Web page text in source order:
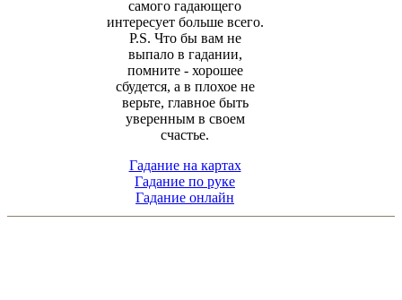
самого гадающего
интересует больше всего.
P.S. Что бы вам не
выпало в гадании,
помните - хорошее
сбудется, а в плохое не
верьте, главное быть
уверенным в своем
счастье.
Гадание на картах
Гадание по руке
Гадание онлайн